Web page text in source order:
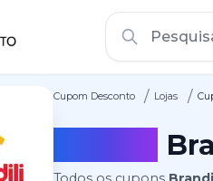
Cupom Desconto / Lojas /